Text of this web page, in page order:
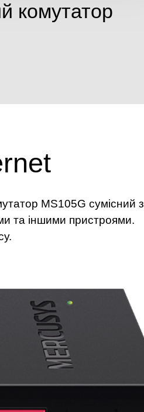
комутатор
MS105G сумісний з
та іншими пристроями.